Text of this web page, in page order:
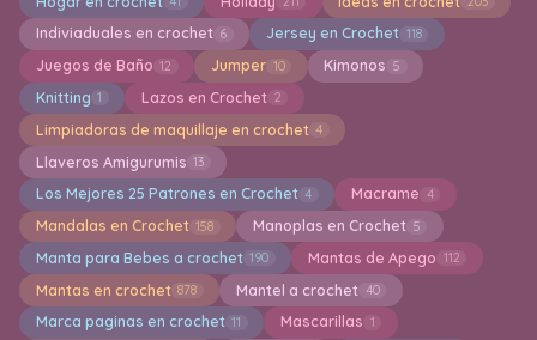
Indiviaduales en crochet 6 Jersey en Crochet 118
Juegos de Baño 12 Jumper 10 Kimonos 5
Knitting 1 Lazos en Crochet 2
Limpiadoras de maquillaje en crochet 4
Llaveros Amigurumis 13
Los Mejores 25 Patrones en Crochet 4 Macrame 4
Mandalas en Crochet 158 Manoplas en Crochet 5
Manta para Bebes a crochet 190 Mantas de Apego 112
Mantas en crochet 878 Mantel a crochet 40
Marca paginas en crochet 11 Mascarillas 1